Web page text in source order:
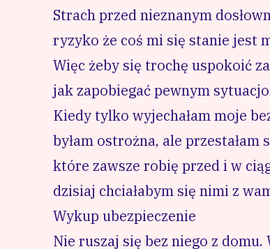
Strach przed nieznanym
ryzyko że coś mi się stanie jest
Więc żeby się trochę uspokoić
jak zapobiegać pewnym
Kiedy tylko wyjechałam moje
byłam ostrożna, ale przestałam
które zawsze robię przed i w
dzisiaj chciałabym się nimi z
Wykup ubezpieczenie
Nie ruszaj się bez niego z